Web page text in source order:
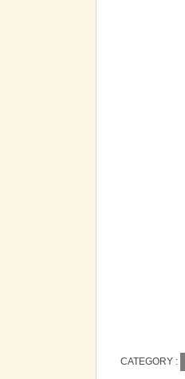
CATEGORY :